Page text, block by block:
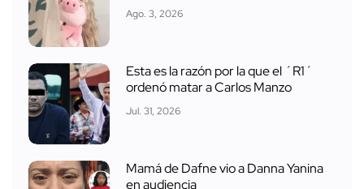
Ago. 3, 2026
Esta es la razón por la que el ´R1´
ordenó matar a Carlos Manzo
Jul. 31, 2026
Mamá de Dafne vio a Danna Yanina
en audiencia